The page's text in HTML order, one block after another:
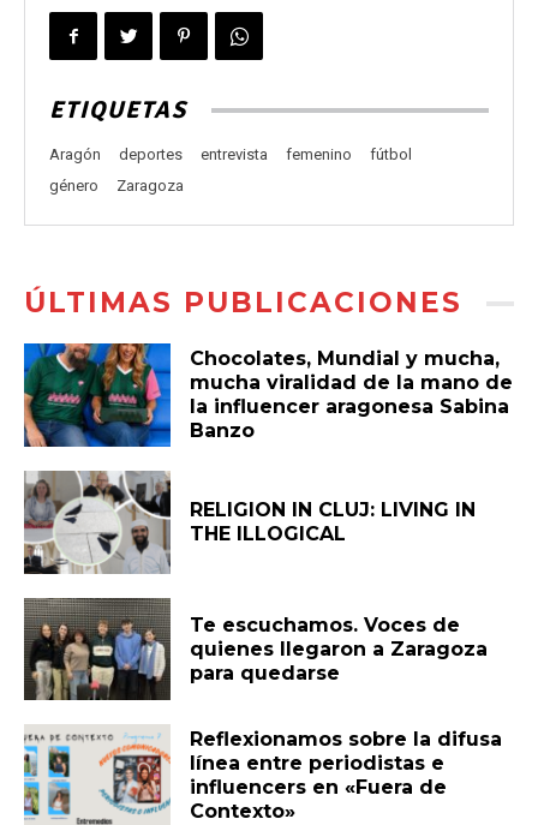
ETIQUETAS
Aragón deportes entrevista femenino
fútbol
género
Zaragoza
ÚLTIMAS PUBLICACIONES
Chocolates, Mundial y mucha,
mucha viralidad de la mano de
la influencer aragonesa Sabina
Banzo
RELIGION IN CLUJ: LIVING IN
THE ILLOGICAL
Te escuchamos. Voces de
quienes llegaron a Zaragoza
para quedarse
Reflexionamos sobre la difusa
línea entre periodistas e
influencers en «Fuera de
Contexto»